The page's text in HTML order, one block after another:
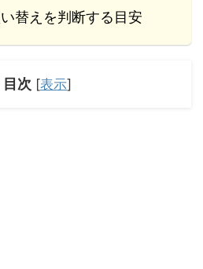
替えを判断する目安
目次 [表示]